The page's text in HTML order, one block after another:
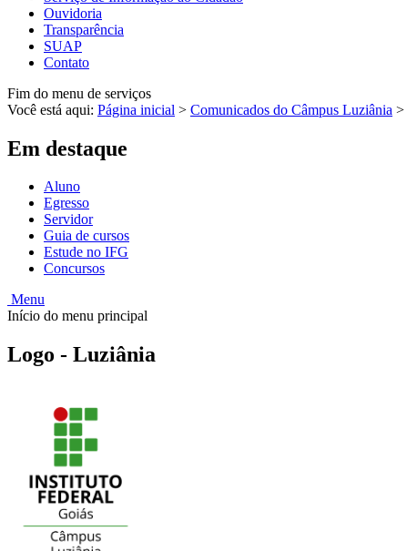
Ouvidoria
Transparência
SUAP
Contato
Fim do menu de serviços
Você está aqui: Página inicial > Comunicados do Câmpus Luziânia >
Em destaque
Aluno
Egresso
Servidor
Guia de cursos
Estude no IFG
Concursos
Menu
Início do menu principal
Logo - Luziânia